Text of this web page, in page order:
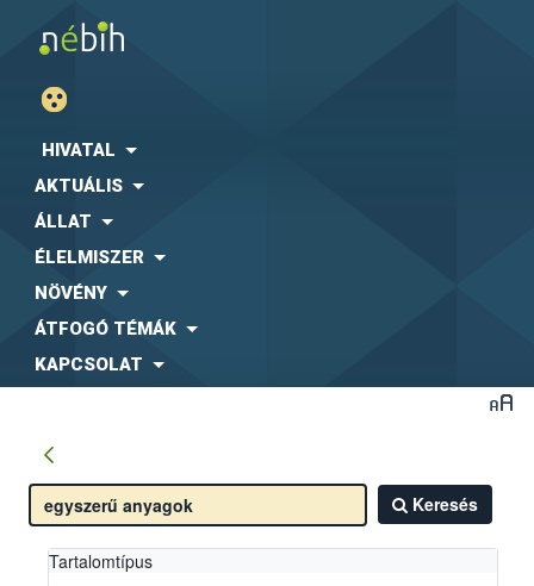
HIVATAL
AKTUÁLIS
ÁLLAT
ÉLELMISZER
NÖVÉNY
ÁTFOGÓ TÉMÁK
KAPCSOLAT
Keresés
Tartalomtípus